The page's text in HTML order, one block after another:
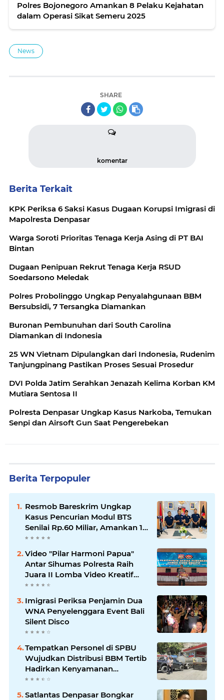
Polres Bojonegoro Amankan 8 Pelaku Kejahatan
dalam Operasi Sikat Semeru 2025
News
SHARE
komentar
Berita Terkait
KPK Periksa 6 Saksi Kasus Dugaan Korupsi Imigrasi di
Mapolresta Denpasar
Warga Soroti Prioritas Tenaga Kerja Asing di PT BAI
Bintan
Dugaan Penipuan Rekrut Tenaga Kerja RSUD
Soedarsono Meledak
Polres Probolinggo Ungkap Penyalahgunaan BBM
Bersubsidi, 7 Tersangka Diamankan
Buronan Pembunuhan dari South Carolina
Diamankan di Indonesia
25 WN Vietnam Dipulangkan dari Indonesia, Rudenim
Tanjungpinang Pastikan Proses Sesuai Prosedur
DVI Polda Jatim Serahkan Jenazah Kelima Korban KM
Mutiara Sentosa II
Polresta Denpasar Ungkap Kasus Narkoba, Temukan
Senpi dan Airsoft Gun Saat Pengerebekan
Berita Terpopuler
Resmob Bareskrim Ungkap
Kasus Pencurian Modul BTS
Senilai Rp.60 Miliar, Amankan 12
Tersangka
Video "Pilar Harmoni Papua"
Antar Sihumas Polresta Raih
Juara II Lomba Video Kreatif
Hari Bhayangkara ke-80
Imigrasi Periksa Penjamin Dua
WNA Penyelenggara Event Bali
Silent Disco
‎Tempatkan Personel di SPBU
Wujudkan Distribusi BBM Tertib
Hadirkan Kenyamanan
Masyarakat
Satlantas Denpasar Bongkar